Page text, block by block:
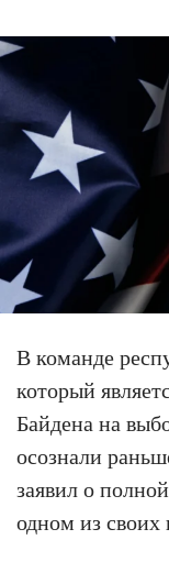
В команде
который
Байдена на
осознали
заявил о
одном из своих